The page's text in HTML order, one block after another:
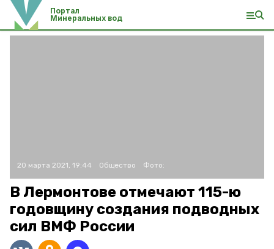
Портал
Минеральных вод
20 марта 2021, 19:44 Общество Фото:
В Лермонтове отмечают 115-ю
годовщину создания подводных
сил ВМФ России